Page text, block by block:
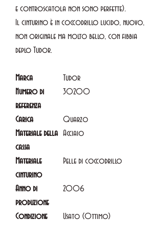
e controscatola non sono perfette).
Il cinturino è in coccodrillo lucido, nuovo,
non originale ma molto bello, con fibbia
deplo Tudor.
Marca
Tudor
Numero di
referenza
30200
Carica
Quarzo
Materiale della
cassa
Acciaio
Materiale
cinturino
Pelle di coccodrillo
Anno di
produzione
2006
Condizione Usato (Ottimo)